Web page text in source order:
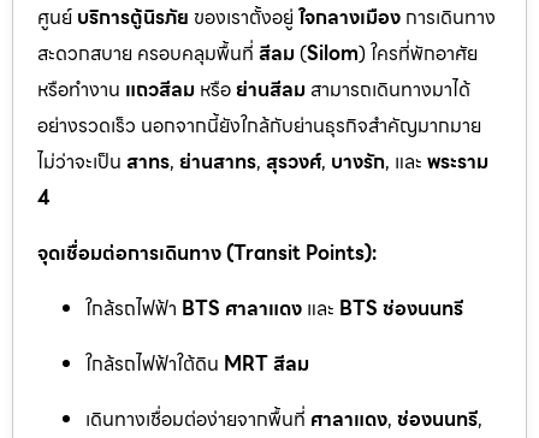
ศูนย์ บริการตู้นิรภัย ของเราตั้งอยู่ ใจกลางเมือง การเดินทาง
สะดวกสบาย ครอบคลุมพื้นที่ สีลม(Silom) ใครที่พักอาศัย
หรือทำงาน แถวสีลม หรือย่านสีลม สามารถเดินทางมาได้
อย่างรวดเร็ว นอกจากนี้ยังใกล้กับย่านธุรกิจสำคัญมากมาย
ไม่ว่าจะเป็น สาทร, ย่านสาทร, สุรวงศ์, บางรัก, และ พระราม
4
จุดเชื่อมต่อการเดินทาง (Transit Points):
ใกล้รถไฟฟ้า BTS ศาลาแดง และ BTS ช่องนนทรี
ใกล้รถไฟฟ้าใต้ดิน MRT สีลม
เดินทางเชื่อมต่อง่ายจากพื้นที่ ศาลาแดง, ช่องนนทรี,